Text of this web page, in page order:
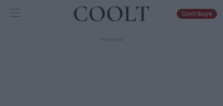
IDEAS
Contribuye